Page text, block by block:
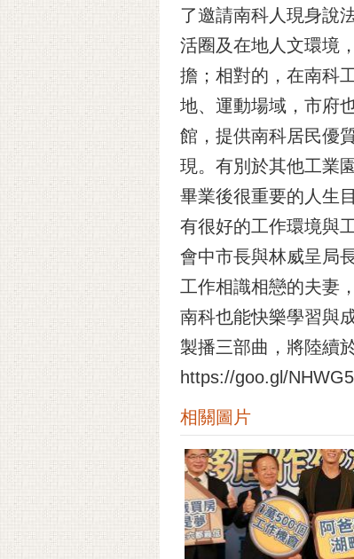
了邀請南科人現身說
活圈及在地人文環境
擔；相對的，在南科
地、運動場域，市府
館，提供南科居民優
現。有別於其他工業
畢業後很重要的人生
有很好的工作環境與
會中市長與林威呈局
工作相識相戀的夫妻
南科也能快樂學習與
製播三部曲，將陸續
https://goo.gl/
相關圖片